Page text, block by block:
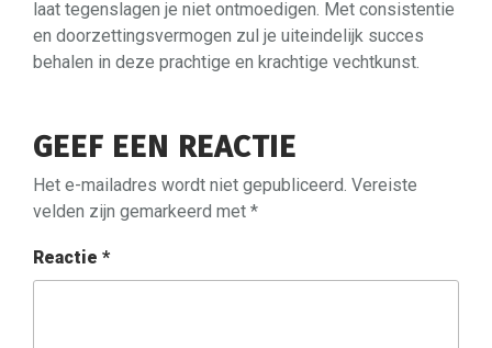
laat tegenslagen je niet ontmoedigen. Met consistentie
en doorzettingsvermogen zul je uiteindelijk succes
behalen in deze prachtige en krachtige vechtkunst.
GEEF EEN REACTIE
Het e-mailadres wordt niet gepubliceerd. Vereiste
velden zijn gemarkeerd met *
Reactie *